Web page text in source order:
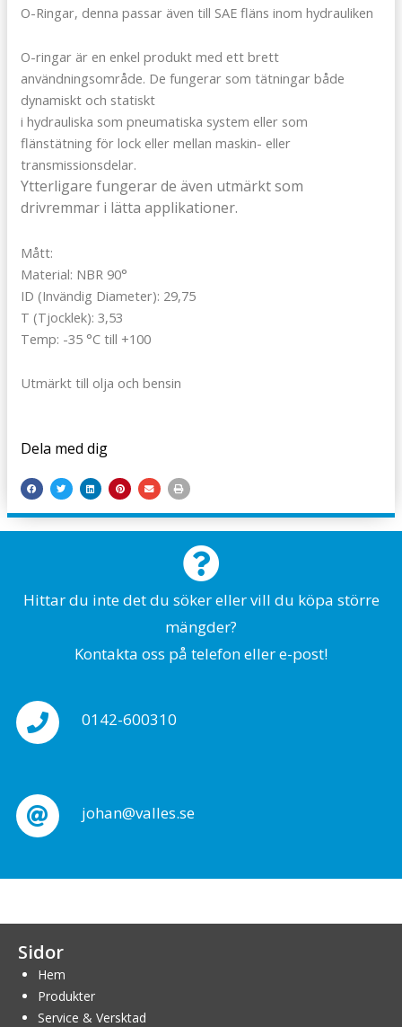
O-Ringar, denna passar även till SAE fläns inom hydrauliken
O-ringar är en enkel produkt med ett brett
användningsområde. De fungerar som tätningar både
dynamiskt och statiskt
i hydrauliska som pneumatiska system eller som
flänstätning för lock eller mellan maskin- eller
transmissionsdelar.
Ytterligare fungerar de även utmärkt som
drivremmar i lätta applikationer.
Mått:
Material: NBR 90°
ID (Invändig Diameter): 29,75
T (Tjocklek): 3,53
Temp: -35 °C till +100
Utmärkt till olja och bensin
Dela med dig
Hittar du inte det du söker eller vill du köpa större
mängder?
Kontakta oss på telefon eller e-post!
0142-600310
johan@valles.se
Sidor
Hem
Produkter
Service & Versktad